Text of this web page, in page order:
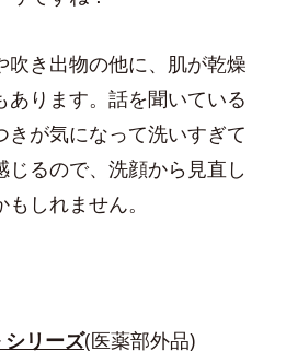
吹き出物の他に、肌が乾燥
あります。話を聞いている
きが気になって洗いすぎて
じるので、洗顔から見直し
しれません。
リーズ(医薬部外品)